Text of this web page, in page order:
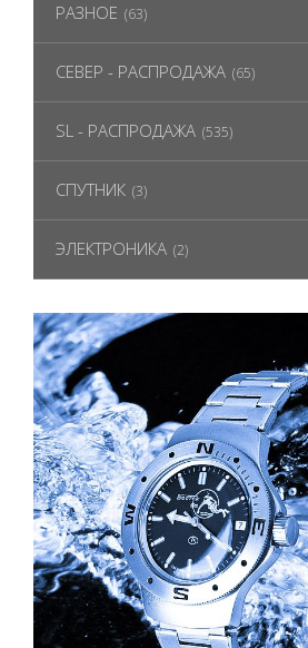
РАЗНОЕ (63)
СЕВЕР - РАСПРОДАЖА (65)
SL - РАСПРОДАЖА (535)
СПУТНИК (3)
ЭЛЕКТРОНИКА (2)